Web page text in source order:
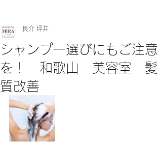
シャンプー選びにもご注意
を！ 和歌山 美容室 髪
質改善
良介 坪井